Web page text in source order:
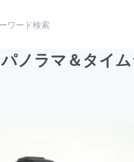
パノラマ＆タイ